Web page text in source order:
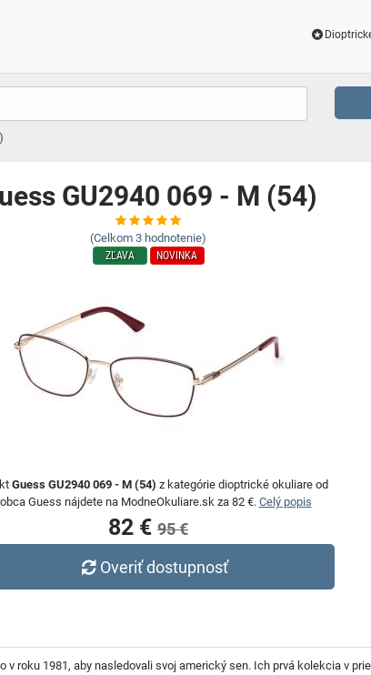
GU2940 069 - M (54)
(Celkom 3 hodnotenie)
ZĽAVA NOVINKA
Guess GU2940 069 - M (54) z kategórie dioptrické okuliare od
Guess nájdete na ModneOkuliare.sk za 82 €. Celý popis
82 € 95 €
Overiť dostupnosť
roku 1981, aby nasledovali svoj americký sen. Ich prvá kolekcia v